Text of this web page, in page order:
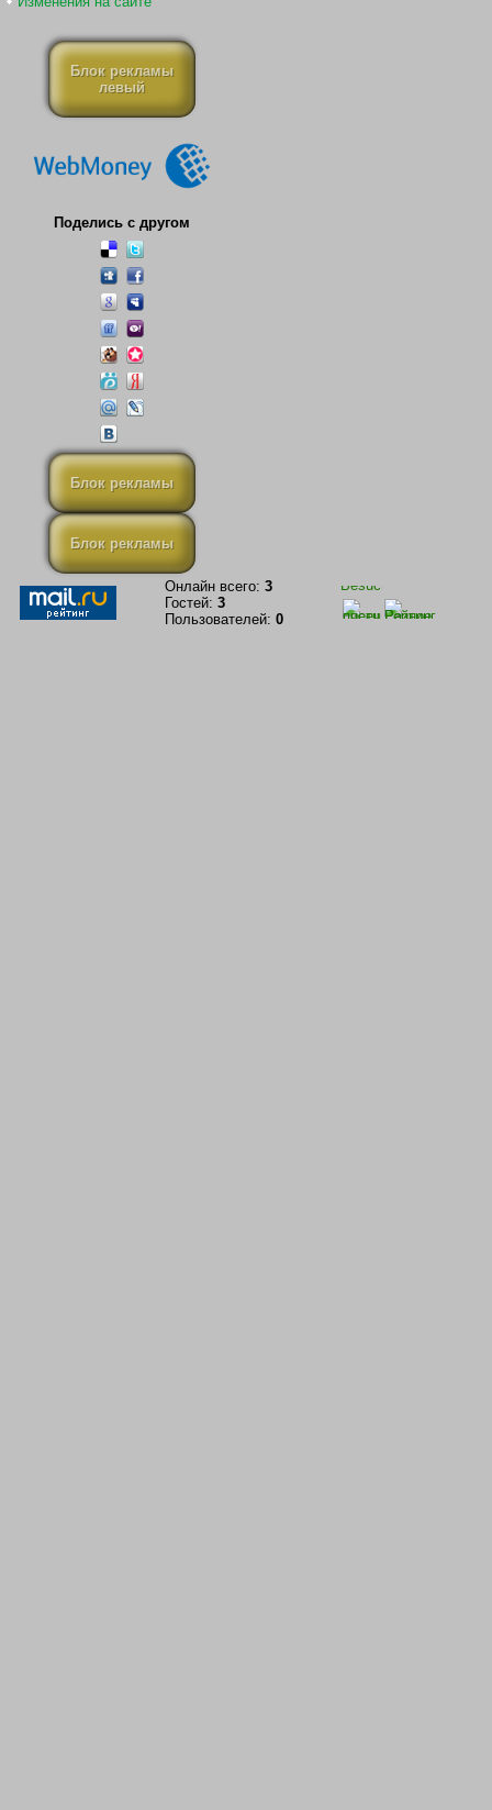
Блок рекламы
левый
Поделись с другом
Блок рекламы
Блок рекламы
Онлайн всего: 3
Гостей: 3
Пользователей: 0